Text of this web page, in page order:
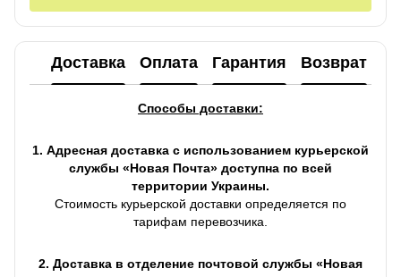
Доставка Оплата Гарантия Возврат
Способы доставки:
1. Адресная доставка с использованием курьерской
службы «Новая Почта» доступна по всей
территории Украины.
Стоимость курьерской доставки определяется по
тарифам перевозчика.
2. Доставка в отделение почтовой службы «Новая